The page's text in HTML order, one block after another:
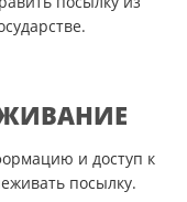
и доступ к
посылку.